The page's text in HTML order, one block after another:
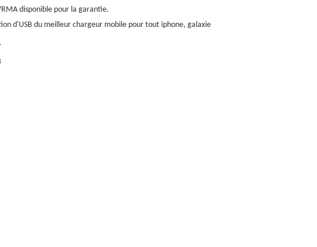
disponible pour la garantie.
d'USB du meilleur chargeur mobile pour tout iphone, galaxie